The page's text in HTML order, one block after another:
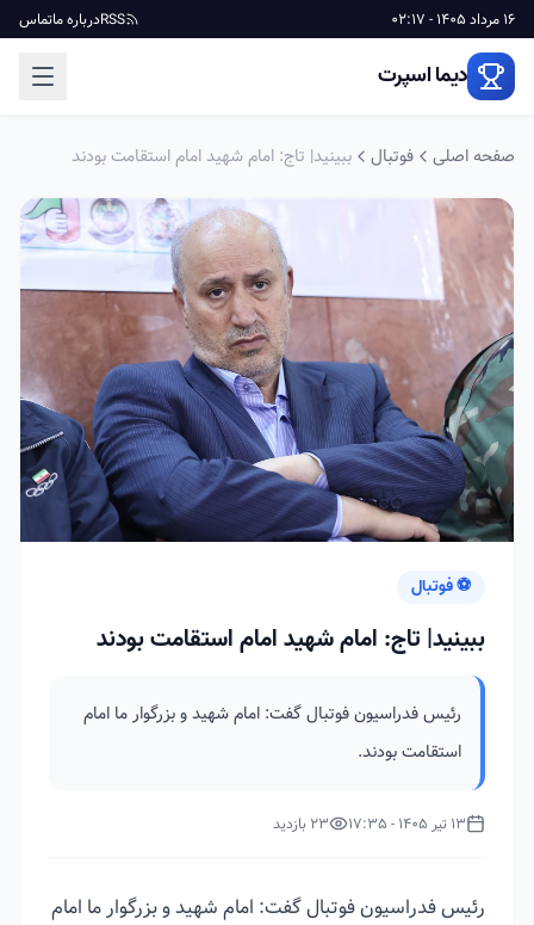
16 مرداد 1405 - 02:17 RSSدرباره ماتماس
دیما اسپرت
صفحه اصلی فوتبال ببینید| تاج: امام شهید امام استقامت بودند
⚽ فوتبال
ببینید| تاج: امام شهید امام استقامت بودند
رئیس فدراسیون فوتبال گفت: امام شهید و بزرگوار ما امام
استقامت بودند.
13 تیر 1405 - 17:35 23 بازدید
رئیس فدراسیون فوتبال گفت: امام شهید و بزرگوار ما امام